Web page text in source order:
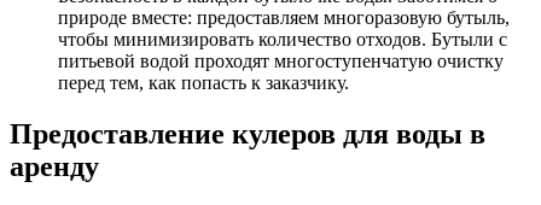
природе вместе: предоставляем многоразовую бутыль,
чтобы минимизировать количество отходов. Бутыли с
питьевой водой проходят многоступенчатую очистку
перед тем, как попасть к заказчику.
Предоставление кулеров для воды в
аренду